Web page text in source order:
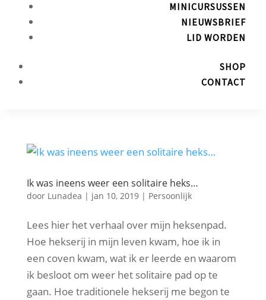
MINICURSUSSEN
NIEUWSBRIEF
LID WORDEN
SHOP
CONTACT
Ik was ineens weer een solitaire heks…
door Lunadea | jan 10, 2019| Persoonlijk
Lees hier het verhaal over mijn heksenpad.
Hoe hekserij in mijn leven kwam, hoe ik in
een coven kwam, wat ik er leerde en waarom
ik besloot om weer het solitaire pad op te
gaan. Hoe traditionele hekserij me begon te